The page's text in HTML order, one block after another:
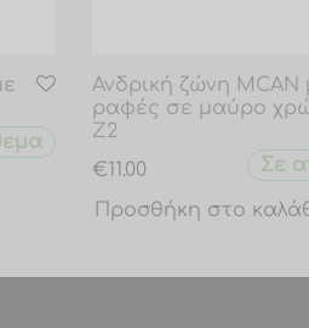
Ανδρική ζώνη MCAN
ραφές σε μαύρο
Z2
€11.00 Σε
Προσθήκη στο